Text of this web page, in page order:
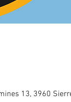
13, 3960